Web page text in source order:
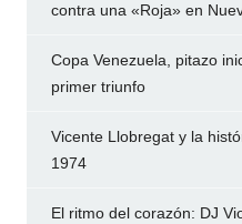
contra una «Roja» en
Copa Venezuela, pitazo
primer triunfo
Vicente Llobregat y la
1974
El ritmo del corazón: DJ